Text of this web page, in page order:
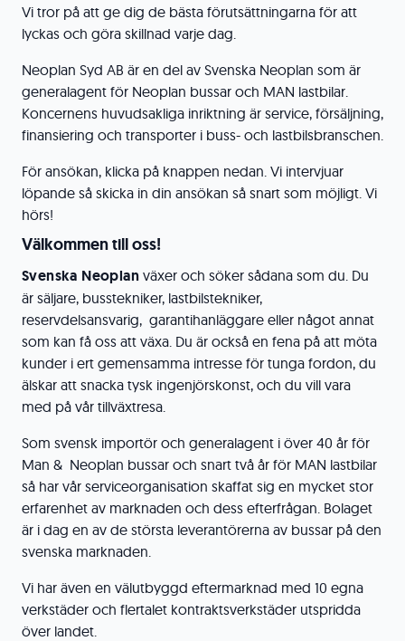
Vi tror på att ge dig de bästa förutsättningarna för att
lyckas och göra skillnad varje dag.
Neoplan Syd AB är en del av Svenska Neoplan som är
generalagent för Neoplan bussar och MAN lastbilar.
Koncernens huvudsakliga inriktning är service, försäljning,
finansiering och transporter i buss- och lastbilsbranschen.
För ansökan, klicka på knappen nedan. Vi intervjuar
löpande så skicka in din ansökan så snart som möjligt. Vi
hörs!
Välkommen till oss!
Svenska Neoplan växer och söker sådana som du. Du
är säljare, busstekniker, lastbilstekniker,
reservdelsansvarig, garantihanläggare eller något annat
som kan få oss att växa. Du är också en fena på att möta
kunder i ert gemensamma intresse för tunga fordon, du
älskar att snacka tysk ingenjörskonst, och du vill vara
med på vår tillväxtresa.
Som svensk importör och generalagent i över 40 år för
Man & Neoplan bussar och snart två år för MAN lastbilar
så har vår serviceorganisation skaffat sig en mycket stor
erfarenhet av marknaden och dess efterfrågan. Bolaget
är i dag en av de största leverantörerna av bussar på den
svenska marknaden.
Vi har även en välutbyggd eftermarknad med 10 egna
verkstäder och flertalet kontraktsverkstäder utspridda
över landet.